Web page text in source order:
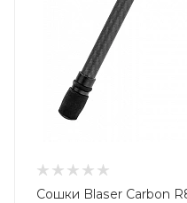
Сошки Blaser Carbon